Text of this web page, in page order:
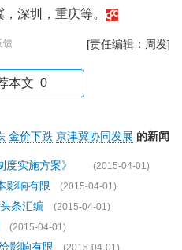
深圳，重庆等。
馈 [责任编辑：周发]
本文 0
金价下跌 京津冀协同发展 的新闻
度实施方案》
(2015-04-01)
影响有限
(2015-04-01)
条汇编
(2015-04-01)
(2015-04-01)
影响有限